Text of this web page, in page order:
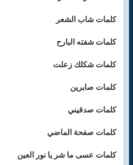
كلمات شاب الشعر
كلمات شفته البارح
كلمات شكلك زعلت
كلمات صابرين
كلمات صدقيني
كلمات صفحة الماضي
كلمات عسى ما شر يا نور العين